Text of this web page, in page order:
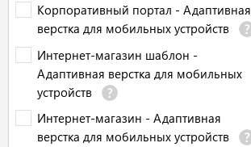
Корпоративный портал - Адаптивная
верстка для мобильных устройств
Интернет-магазин шаблон -
Адаптивная верстка для мобильных
устройств
Интернет-магазин - Адаптивная
верстка для мобильных устройств